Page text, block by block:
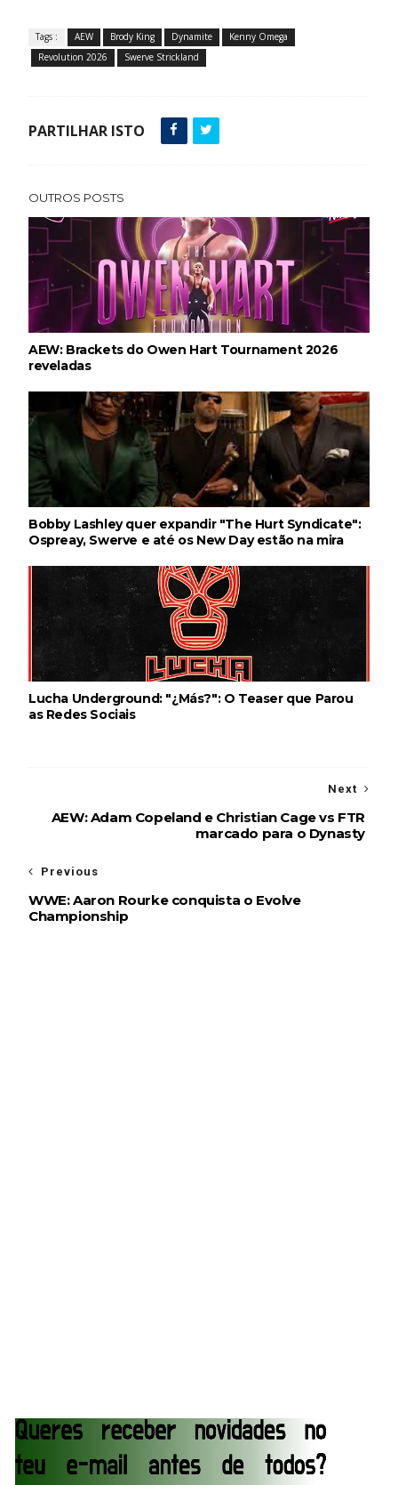
Tags : AEW Brody King Dynamite
Kenny Omega
Revolution 2026
Swerve Strickland
PARTILHAR ISTO
OUTROS POSTS
AEW: Brackets do Owen Hart Tournament 2026
reveladas
Bobby Lashley quer expandir "The Hurt Syndicate":
Ospreay, Swerve e até os New Day estão na mira
Lucha Underground: "¿Más?": O Teaser que Parou
as Redes Sociais
Next
AEW: Adam Copeland e Christian Cage vs FTR
marcado para o Dynasty
Previous
WWE: Aaron Rourke conquista o Evolve
Championship